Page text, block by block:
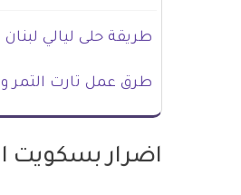
طريقة حلى ليالي
طرق عمل تارت
اضرار بسكويت